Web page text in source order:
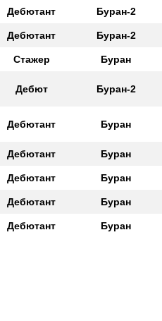
Дебютант Буран-2
Дебютант Буран-2
Стажер Буран
Дебют Буран-2
Дебютант Буран
Дебютант Буран
Дебютант Буран
Дебютант Буран
Дебютант Буран